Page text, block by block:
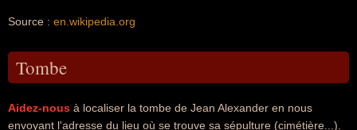
Source : en.wikipedia.org
Tombe
Aidez-nous à localiser la tombe de Jean Alexander en nous
envoyant l'adresse du lieu où se trouve sa sépulture (cimétière...).